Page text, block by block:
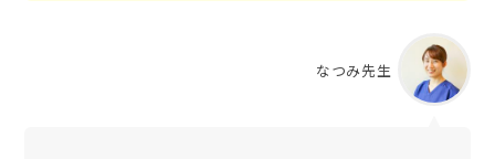
なつみ先生